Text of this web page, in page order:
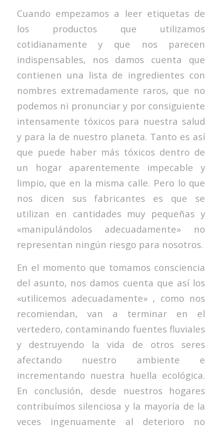
Cuando empezamos a leer etiquetas de
los productos que utilizamos
cotidianamente y que nos parecen
indispensables, nos damos cuenta que
contienen una lista de ingredientes con
nombres extremadamente raros, que no
podemos ni pronunciar y por consiguiente
intensamente tóxicos para nuestra salud
y para la de nuestro planeta. Tanto es así
que puede haber más tóxicos dentro de
un hogar aparentemente impecable y
limpio, que en la misma calle. Pero lo que
nos dicen sus fabricantes es que se
utilizan en cantidades muy pequeñas y
«manipulándolos adecuadamente» no
representan ningún riesgo para nosotros.
En el momento que tomamos consciencia
del asunto, nos damos cuenta que así los
«utilicemos adecuadamente» , como nos
recomiendan, van a terminar en el
vertedero, contaminando fuentes fluviales
y destruyendo la vida de otros seres
afectando nuestro ambiente e
incrementando nuestra huella ecológica.
En conclusión, desde nuestros hogares
contribuímos silenciosa y la mayoría de la
veces ingenuamente al deterioro no